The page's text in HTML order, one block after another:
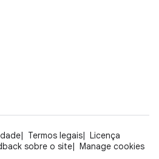
Termos legais
Licença
sobre o site Manage cookies